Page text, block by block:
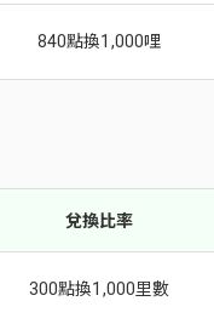
840點換1,000哩
兌換比率
300點換1,000里數